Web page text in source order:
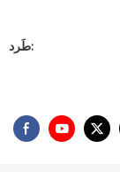
طَرد: